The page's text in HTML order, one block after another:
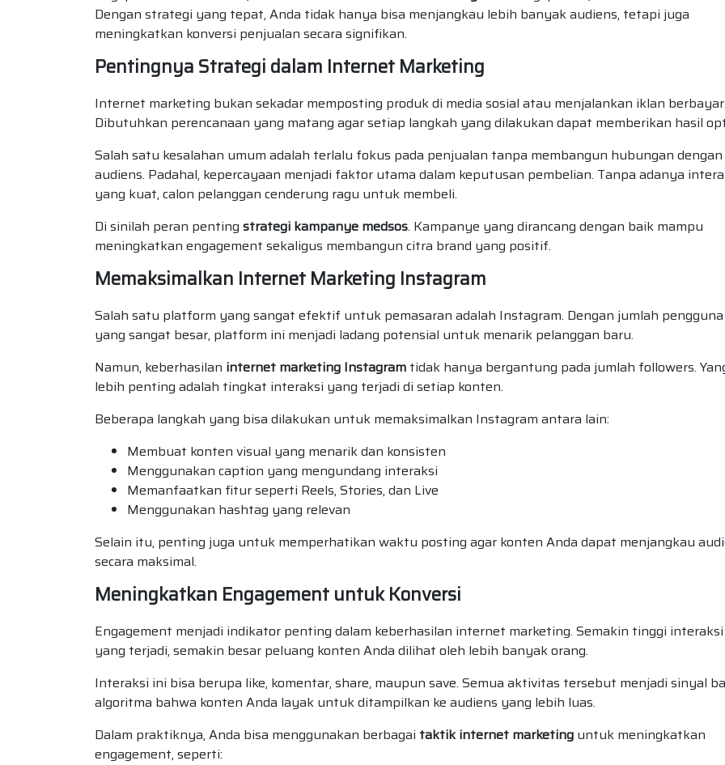
Dengan strategi yang tepat, Anda tidak hanya bisa menjangkau lebih banyak audiens, tetapi juga
meningkatkan konversi penjualan secara signifikan.
Pentingnya Strategi dalam Internet Marketing
Internet marketing bukan sekadar memposting produk di media sosial atau menjalankan iklan berbayar.
Dibutuhkan perencanaan yang matang agar setiap langkah yang dilakukan dapat memberikan hasil
Salah satu kesalahan umum adalah terlalu fokus pada penjualan tanpa membangun hubungan dengan
audiens. Padahal, kepercayaan menjadi faktor utama dalam keputusan pembelian. Tanpa adanya
yang kuat, calon pelanggan cenderung ragu untuk membeli.
Di sinilah peran penting strategi kampanye medsos. Kampanye yang dirancang dengan baik mampu
meningkatkan engagement sekaligus membangun citra brand yang positif.
Memaksimalkan Internet Marketing Instagram
Salah satu platform yang sangat efektif untuk pemasaran adalah Instagram. Dengan jumlah pengguna
yang sangat besar, platform ini menjadi ladang potensial untuk menarik pelanggan baru.
Namun, keberhasilan internet marketing Instagram tidak hanya bergantung pada jumlah followers.
lebih penting adalah tingkat interaksi yang terjadi di setiap konten.
Beberapa langkah yang bisa dilakukan untuk memaksimalkan Instagram antara lain:
Membuat konten visual yang menarik dan konsisten
Menggunakan caption yang mengundang interaksi
Memanfaatkan fitur seperti Reels, Stories, dan Live
Menggunakan hashtag yang relevan
Selain itu, penting juga untuk memperhatikan waktu posting agar konten Anda dapat menjangkau
secara maksimal.
Meningkatkan Engagement untuk Konversi
Engagement menjadi indikator penting dalam keberhasilan internet marketing. Semakin tinggi interaksi
yang terjadi, semakin besar peluang konten Anda dilihat oleh lebih banyak orang.
Interaksi ini bisa berupa like, komentar, share, maupun save. Semua aktivitas tersebut menjadi sinyal
algoritma bahwa konten Anda layak untuk ditampilkan ke audiens yang lebih luas.
Dalam praktiknya, Anda bisa menggunakan berbagai taktik internet marketing untuk meningkatkan
engagement, seperti: